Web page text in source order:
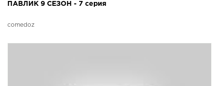
ПАВЛИК 9 СЕЗОН - 7 серия
comedoz